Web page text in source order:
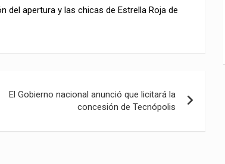
del apertura y las chicas de Estrella Roja de
El Gobierno nacional anunció que licitará la
concesión de Tecnópolis